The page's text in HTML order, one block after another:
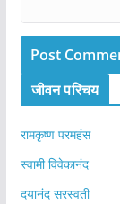
जीवन परिचय
रामकृष्ण परमहंस
स्वामी विवेकानंद
दयानंद सरस्वती